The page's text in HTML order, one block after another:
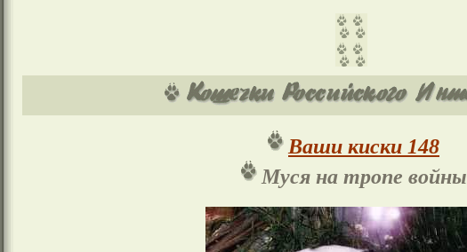
Ваши киски 148
Муся на тропе войны